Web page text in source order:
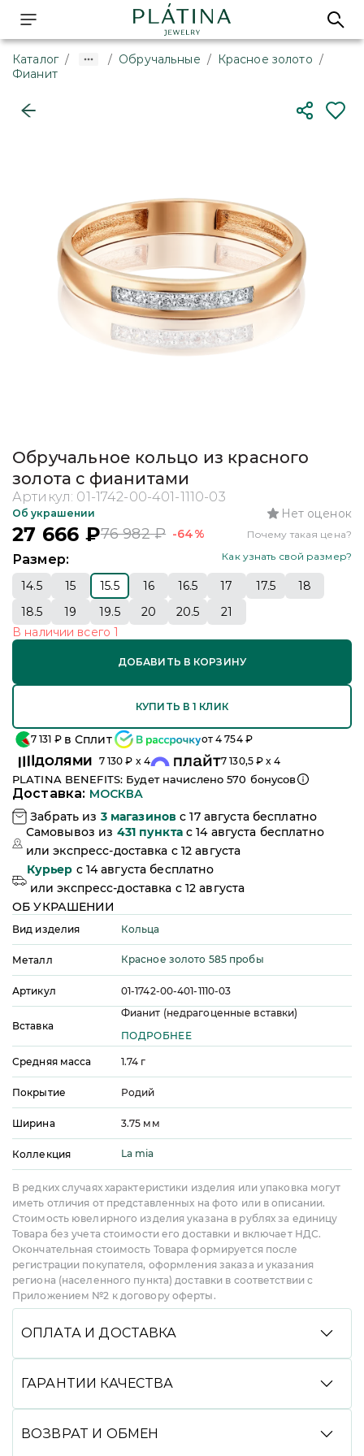
Каталог / / Обручальные / Красное золото /
Фианит
Обручальное кольцо из красного
золота с фианитами
Артикул: 01-1742-00-401-1110-03
Об украшении Нет оценок
27 666 ₽76 982₽ -64% Почему такая цена?
Размер: Как узнать свой размер?
14.5 15 15.5 16 16.5 17 17.5
18
18.5
19 19.5 20 20.5
21
В наличии всего1
ДОБАВИТЬ В КОРЗИНУ
КУПИТЬ В 1 КЛИК
7 131 ₽ в Сплит от4 754₽
ДОЛЯМИ 7 130 ₽ x 4 7 130,5₽ x 4
PLATINA BENEFITS: Будет начислено570 бонусов
Доставка: МОСКВА
Забрать из 3магазинов c 17 августа бесплатно
Самовывоз из 431пункта c 14 августа бесплатно
илиэкспресс-доставка c 12 августа
Курьер c 14 августа бесплатно
илиэкспресс-доставка c 12 августа
ОБ УКРАШЕНИИ
Вид изделия Кольца
Металл Красное золото 585 пробы
Артикул 01-1742-00-401-1110-03
Вставка
Фианит (недрагоценные вставки)
ПОДРОБНЕЕ
Средняя масса 1.74 г
Покрытие Родий
Ширина 3.75 мм
Коллекция La mia
В редких случаях характеристики изделия или упаковка могут
иметь отличия от представленных на фото или в описании.
Стоимость ювелирного изделия указана в рублях за единицу
Товара без учета стоимости его доставки и включает НДС.
Окончательная стоимость Товара формируется после
регистрации покупателя, оформления заказа и указания
региона (населенного пункта) доставки в соответствии с
Приложением №2 к договору оферты.
ОПЛАТА И ДОСТАВКА
банковской картой онлайн, через СБП, Долями,
сервиса Яндекс Сплит, а также при получении
службами CDEK и DPD до пункта выдачи или
ГАРАНТИИ КАЧЕСТВА
продукции. Подтверждениями подлинности
ВОЗВРАТ И ОБМЕН